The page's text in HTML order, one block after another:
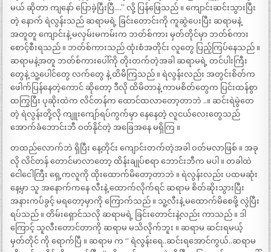
မယ် ဆိုတာ ကျနော် ပြောခဲ့ပြီးပြီ….” လို့ ပြန်ဖြေသည် ။ ကျောင်းဆင်းသွားပြီး
တဲ့ နောက် ရဲလွန်းသည် ဆရာမရဲ့ ခြင်းတောင်းကို ကူဆွဲပေးပြီး ဆရာမနဲ့
အတူတူ ကျောင်းနဲ့ မလှမ်းမကမ်းက ဘတ်စ်ကား မှတ်တိုင်မှာ ဘတ်စ်ကား
စောင့်စီးရသည် ။ ဘတ်စ်ကားသည် ထုံးစံအတိုင်း လူတွေ ပြည့်ကြပ်နေသည် ။
ဆရာမနဲ့အတူ ဘတ်စ်ကားပေါ်ကို တိုးတက်တဲ့အခါ ဆရာမရဲ့ တင်ပါးကြီး
တွေနဲ့ သူ့ပေါင်တွေ လက်တွေ နဲ့ ထိမိကြသည် ။ ရဲလွန်းလည်း အတွင်းစိတ်က
ဖေါက်ပြန်နေတဲ့ကောင် ဆိုတော့ ဒီလို ထိမိတာနဲ့ ကာမစိတ်တွေက ပြင်းထန်စွာ
ထကြွပြီး ပုဆိုးထဲက လိင်တန်က ထောင်ထလာတော့တာဘဲ ..။ ဆင်းရဲမွဲတေ
တဲ့ ရဲလွန်းတို့လို ကျူးကျော်ရပ်ကွက်မှာ နေနေတဲ့ လူငယ်လေးတွေသည်
အောက်ခံဘောင်းဘီ ဝတ်နိုင်တဲ့ အခြေအနေ မရှိကြ ။
တထည်လောက်ဘဲ ရှိပြီး နေ့တိုင်း ကျောင်းတက်တဲ့အခါ ဝတ်မလာဖြစ် ။ အခု
လို လိင်တန် တောင်မာလာတော့ ထိန်းချုပ်စရာ ဘောင်းဘီက မပါ ။ တခါထဲ
ငေါငေါကြီး ရှေ့ကလူကို ထိုးထောက်မိတော့တာဘဲ ။ ရဲလွန်းလည်း ပထမဆုံး
နေ့မှာ သူ အနောက်ကနေ လီးနဲ့ ထောက်လိုက်ရင် ဆရာမ စိတ်ဆိုးသွားပြီး
အနားကပ်ခွင့် မရတော့မှာကို ကြောက်သည် ။ သူ့လီးနဲ့ မထောက်မိစေဖို့ လွဲပြီး
ရပ်သည် ။ တိမ်းရှောင်သလို ဆရာမရဲ့ ခြင်းတောင်းနဲ့လည်း ကာသည် ။ ဒါ
ကြောင့် သူလီးတောင်တာကို ဆရာမ မသိလိုက်ဘူး ။ ဆရာမ ဆင်းရမယ့်
မှတ်တိုင် ကို ရောက်ပြီ ။ ဆရာမ က “ ရဲလွန်းရေ..ဆင်းရအောင်ကွယ်..ဆရာမ